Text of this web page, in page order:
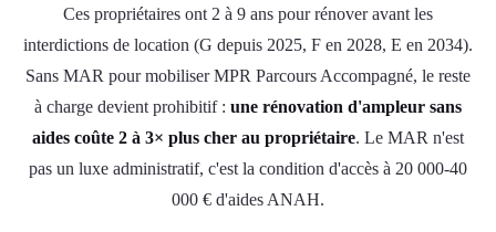
Ces propriétaires ont 2 à 9 ans pour rénover avant les
interdictions de location (G depuis 2025, F en 2028, E en 2034).
Sans MAR pour mobiliser MPR Parcours Accompagné, le reste
à charge devient prohibitif : une rénovation d'ampleur sans
aides coûte 2 à 3× plus cher au propriétaire. Le MAR n'est
pas un luxe administratif, c'est la condition d'accès à 20 000-40
000 € d'aides ANAH.